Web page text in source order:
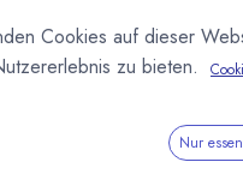
für Gastronomie und
auch über
Cookies auf dieser
zu bieten.
Nur